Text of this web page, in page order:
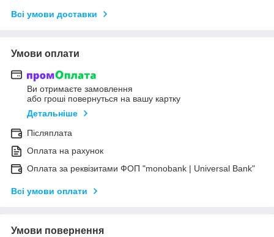
Всі умови доставки
Умови оплати
Ви отримаєте замовлення
або гроші повернуться на вашу картку
Детальніше
Післяплата
Оплата на рахунок
Оплата за реквізитами ФОП "monobank | Universal Bank"
Всі умови оплати
Умови повернення